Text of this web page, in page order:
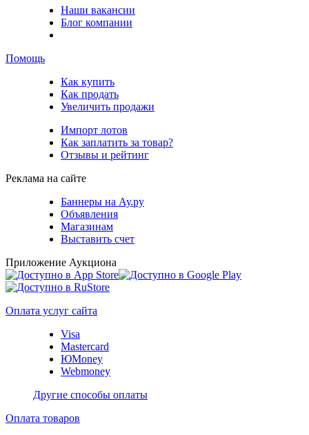
Наши вакансии
Блог компании
Помощь
Как купить
Как продать
Увеличить продажи
Импорт лотов
Как заплатить за товар?
Отзывы и рейтинг
Реклама на сайте
Баннеры на Ау.ру
Объявления
Магазинам
Выставить счет
Приложение Аукциона
Оплата услуг сайта
Visa
Mastercard
ЮMoney
Webmoney
Другие способы оплаты
Оплата товаров